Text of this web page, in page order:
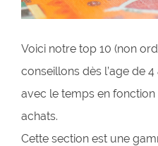
Voici notre top 10 (non
conseillons dès l’age de
avec le temps en
achats.
Cette section est une